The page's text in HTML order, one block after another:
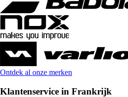
Ontdek al onze merken
Klantenservice in Frankrijk